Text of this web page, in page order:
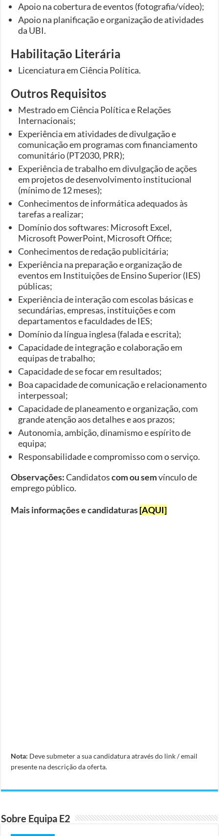
Apoio na cobertura de eventos (fotografia/vídeo);
Apoio na planificação e organização de atividades
da UBI.
Habilitação Literária
Licenciatura em Ciência Política.
Outros Requisitos
Mestrado em Ciência Política e Relações
Internacionais;
Experiência em atividades de divulgação e
comunicação em programas com financiamento
comunitário (PT2030, PRR);
Experiência de trabalho em divulgação de ações
em projetos de desenvolvimento institucional
(mínimo de 12 meses);
Conhecimentos de informática adequados às
tarefas a realizar;
Domínio dos softwares: Microsoft Excel,
Microsoft PowerPoint, Microsoft Office;
Conhecimentos de redação publicitária;
Experiência na preparação e organização de
eventos em Instituições de Ensino Superior (IES)
públicas;
Experiência de interação com escolas básicas e
secundárias, empresas, instituições e com
departamentos e faculdades de IES;
Domínio da língua inglesa (falada e escrita);
Capacidade de integração e colaboração em
equipas de trabalho;
Capacidade de se focar em resultados;
Boa capacidade de comunicação e relacionamento
interpessoal;
Capacidade de planeamento e organização, com
grande atenção aos detalhes e aos prazos;
Autonomia, ambição, dinamismo e espírito de
equipa;
Responsabilidade e compromisso com o serviço.
Observações:Candidatoscom ou semvínculo de
emprego público.
Mais informações e candidaturas[AQUI]
Nota: Deve submeter a sua candidatura através do link / email
presente na descrição da oferta.
Sobre Equipa E2